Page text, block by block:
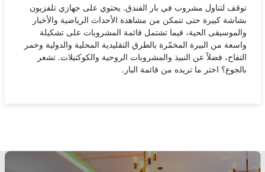
توقف لتناول مشروب في بار الفندق. يحتوي على جهازي تلفزيون
بشاشة كبيرة حتى تتمكن من مشاهدة الأحداث الرياضية والأخبار
والموسيقى الحية، فيما تشتمل قائمة المشروبات على تشكيلة
واسعة من البيرة المخمّرة بالطرق التقليدية المحلية والدولية وخمر
التفاح، فضلاً عن النبيذ والمشروبات الروحية والكوكتيلات. تشعر
بالجوع؟ اختر ما تريده من قائمة البار.